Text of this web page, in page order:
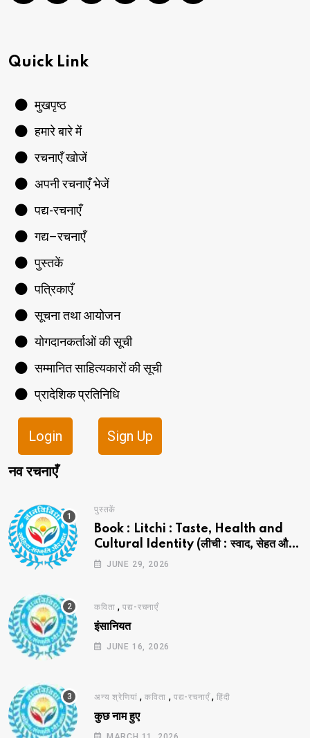
Quick Link
मुखपृष्ठ
हमारे बारे में
रचनाएँ खोजें
अपनी रचनाएँ भेजें
पद्य-रचनाएँ
गद्य–रचनाएँ
पुस्तकें
पत्रिकाएँ
सूचना तथा आयोजन
योगदानकर्ताओं की सूची
सम्मानित साहित्यकारों की सूची
प्रादेशिक प्रतिनिधि
Login Sign Up
नव रचनाएँ
पुस्तकें
Book : Litchi : Taste, Health and
Cultural Identity (लीची : स्वाद, सेहत और
सांस्कृतिक पहचान)
JUNE 29, 2026
कविता ,पद्य-रचनाएँ
इंसानियत
JUNE 16, 2026
अन्य श्रेणियां ,कविता , पद्य-रचनाएँ,हिंदी
कुछ नाम हुए